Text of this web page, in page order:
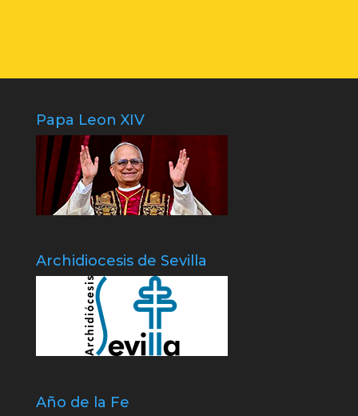
Papa Leon XIV
Archidiocesis de Sevilla
Año de la Fe